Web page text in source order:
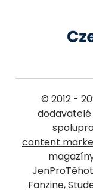
© 2012 -
dodavatelé
content
Fanzine,